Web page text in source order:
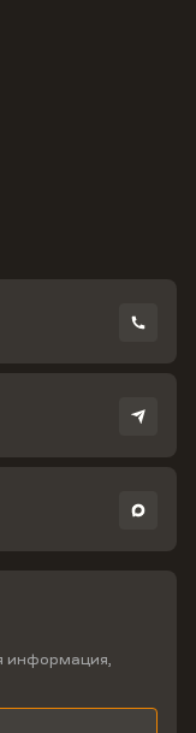
информация,